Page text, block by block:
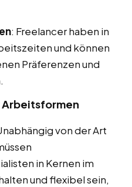
: Freelancer haben in
und können
Präferenzen und
Arbeitsformen
von der Art
in Kernen im
und flexibel sein,